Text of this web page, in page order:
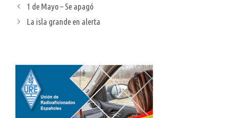
1 de Mayo – Se apagó
La isla grande en alerta